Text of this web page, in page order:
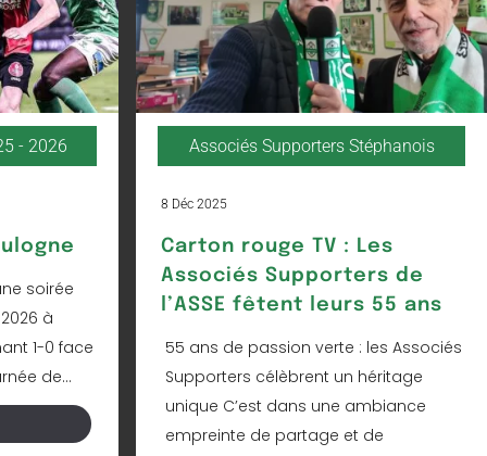
- 2026
soirée
à
1-0 face
de...
Associés Supporters Stéphanois
8 Déc 2025
Carton rouge TV : Les
Associés Supporters de
l’ASSE fêtent leurs 55 ans
55 ans de passion verte : les Associés
Supporters célèbrent un héritage
unique C’est dans une ambiance
empreinte de partage et de